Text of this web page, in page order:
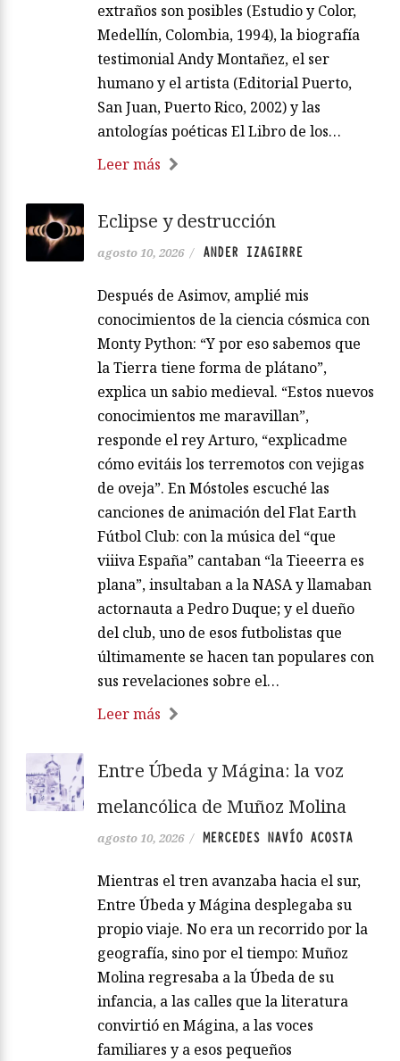
extraños son posibles (Estudio y Color,
Medellín, Colombia, 1994), la biografía
testimonial Andy Montañez, el ser
humano y el artista (Editorial Puerto,
San Juan, Puerto Rico, 2002) y las
antologías poéticas El Libro de los…
Leer más
Eclipse y destrucción
agosto 10, 2026 / ANDER IZAGIRRE
Después de Asimov, amplié mis
conocimientos de la ciencia cósmica con
Monty Python: “Y por eso sabemos que
la Tierra tiene forma de plátano”,
explica un sabio medieval. “Estos nuevos
conocimientos me maravillan”,
responde el rey Arturo, “explicadme
cómo evitáis los terremotos con vejigas
de oveja”. En Móstoles escuché las
canciones de animación del Flat Earth
Fútbol Club: con la música del “que
viiiva España” cantaban “la Tieeerra es
plana”, insultaban a la NASA y llamaban
actornauta a Pedro Duque; y el dueño
del club, uno de esos futbolistas que
últimamente se hacen tan populares con
sus revelaciones sobre el…
Leer más
Entre Úbeda y Mágina: la voz
melancólica de Muñoz Molina
agosto 10, 2026 / MERCEDES NAVÍO ACOSTA
Mientras el tren avanzaba hacia el sur,
Entre Úbeda y Mágina desplegaba su
propio viaje. No era un recorrido por la
geografía, sino por el tiempo: Muñoz
Molina regresaba a la Úbeda de su
infancia, a las calles que la literatura
convirtió en Mágina, a las voces
familiares y a esos pequeños